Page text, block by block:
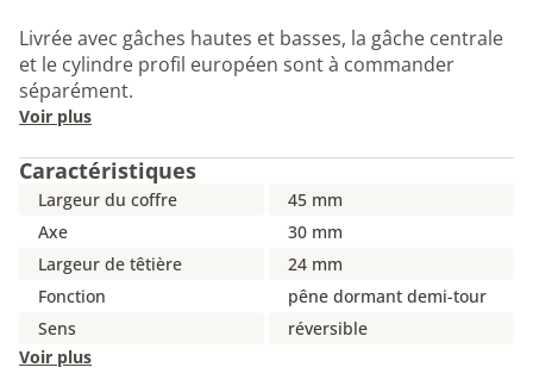
Livrée avec gâches hautes et basses, la gâche centrale
et le cylindre profil européen sont à commander
séparément.
Voir plus
Caractéristiques
Largeur du coffre
45 mm
Axe
30 mm
Largeur de têtière
24 mm
Fonction
pêne dormant demi-tour
Sens
réversible
Voir plus